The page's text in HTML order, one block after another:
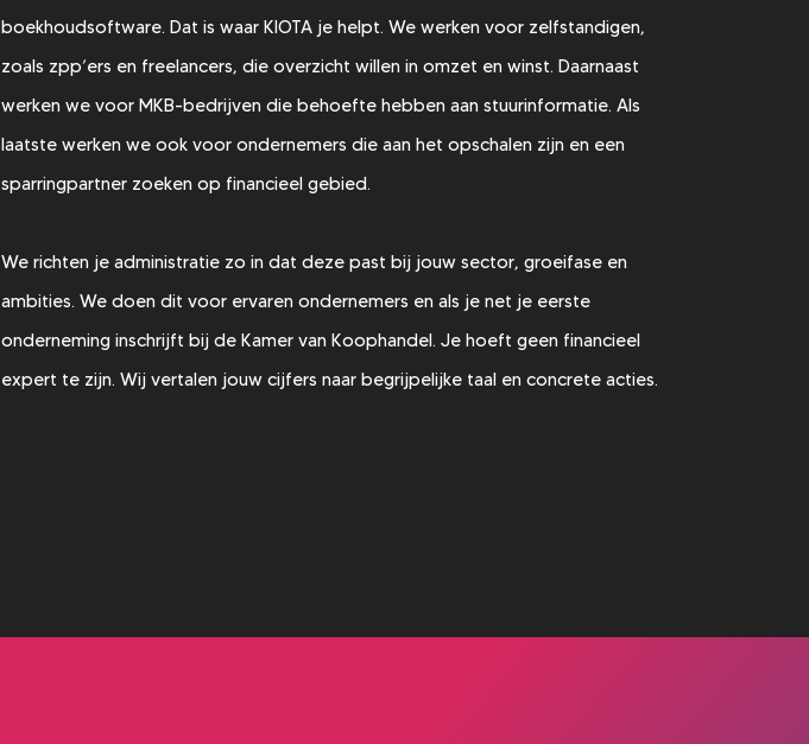
boekhoudsoftware. Dat is waar KIOTA je helpt. We werken voor zelfstandigen,
zoals zpp’ers en freelancers, die overzicht willen in omzet en winst. Daarnaast
werken we voor MKB-bedrijven die behoefte hebben aan stuurinformatie. Als
laatste werken we ook voor ondernemers die aan het opschalen zijn en een
sparringpartner zoeken op financieel gebied.
We richten je administratie zo in dat deze past bij jouw sector, groeifase en
ambities. We doen dit voor ervaren ondernemers en als je net je eerste
onderneming inschrijft bij de Kamer van Koophandel. Je hoeft geen financieel
expert te zijn. Wij vertalen jouw cijfers naar begrijpelijke taal en concrete acties.